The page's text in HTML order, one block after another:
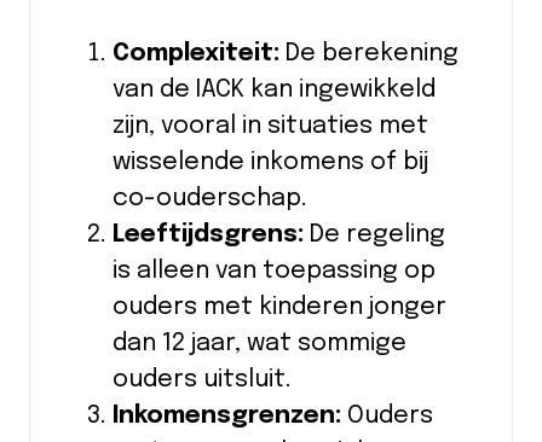
Complexiteit: De berekening
van de IACK kan ingewikkeld
zijn, vooral in situaties met
wisselende inkomens of bij
co-ouderschap.
Leeftijdsgrens: De regeling
is alleen van toepassing op
ouders met kinderen jonger
dan 12 jaar, wat sommige
ouders uitsluit.
Inkomensgrenzen: Ouders